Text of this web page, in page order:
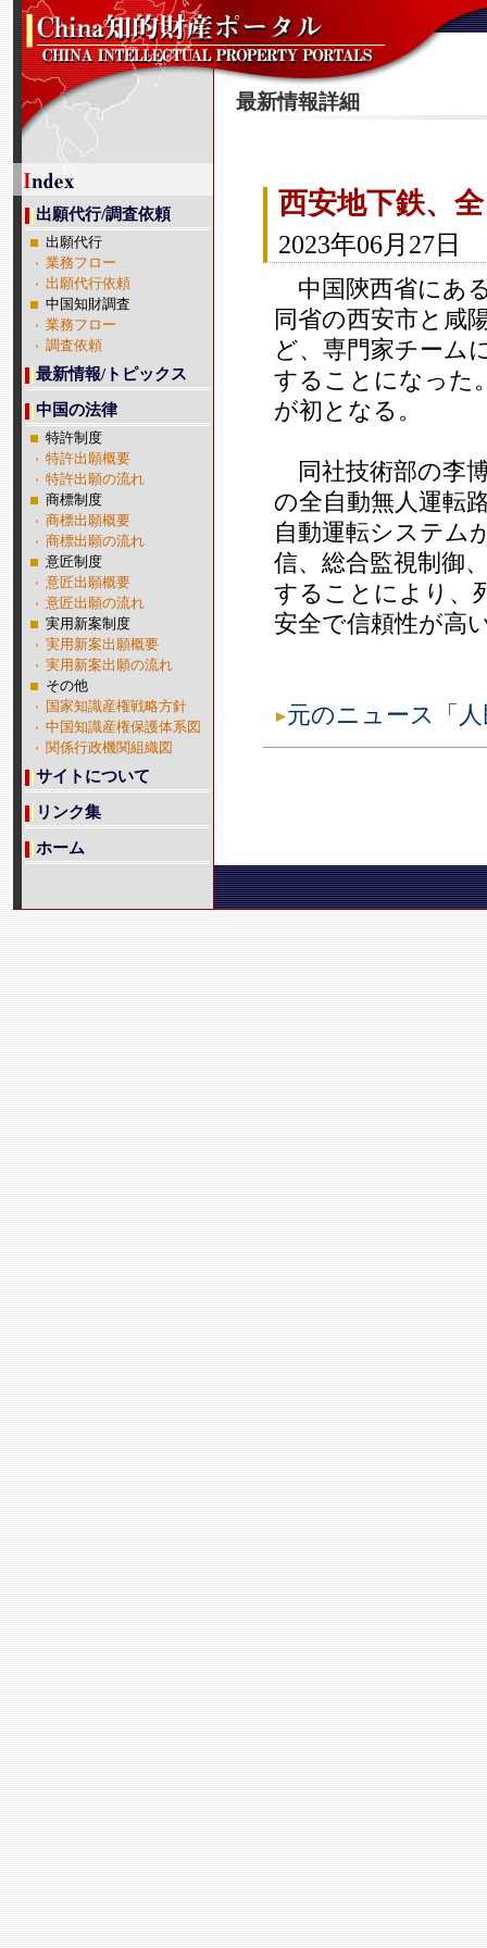
最新情報詳細
西安地下鉄、
2023年06月27日
中国陝西省にあ
同省の西安市と咸
ど、専門家チーム
することになった
が初となる。
同社技術部の李
の全自動無人運転
自動運転システム
信、総合監視制御
することにより、
安全で信頼性が高
元のニュース「
出願代行/調査依頼
出願代行
業務フロー
出願代行依頼
中国知財調査
業務フロー
調査依頼
最新情報/トピックス
中国の法律
特許制度
特許出願概要
特許出願の流れ
商標制度
商標出願概要
商標出願の流れ
意匠制度
意匠出願概要
意匠出願の流れ
実用新案制度
実用新案出願概要
実用新案出願の流れ
その他
国家知識産権戦略方針
中国知識産権保護体系図
関係行政機関組織図
サイトについて
リンク集
ホーム